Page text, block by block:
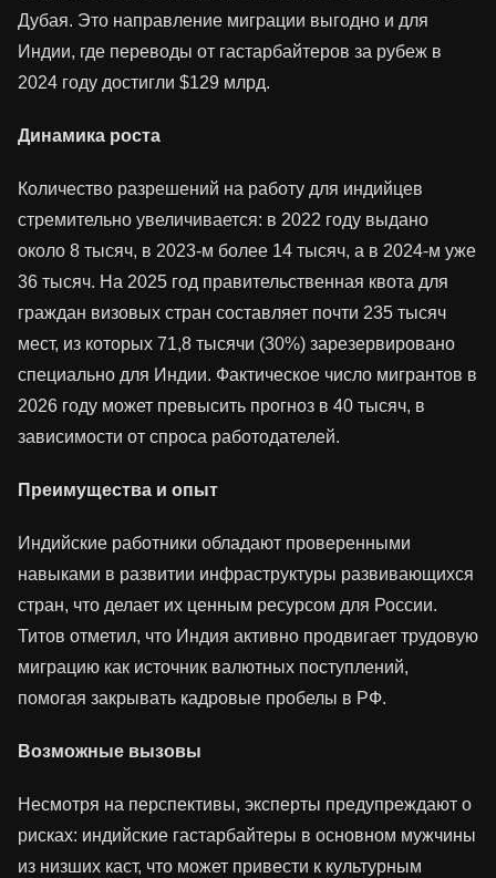
Дубая. Это направление миграции выгодно и для
Индии, где переводы от гастарбайтеров за рубеж в
2024 году достигли $129 млрд.​
Динамика роста
Количество разрешений на работу для индийцев
стремительно увеличивается: в 2022 году выдано
около 8 тысяч, в 2023-м более 14 тысяч, а в 2024-м уже
36 тысяч. На 2025 год правительственная квота для
граждан визовых стран составляет почти 235 тысяч
мест, из которых 71,8 тысячи (30%) зарезервировано
специально для Индии. Фактическое число мигрантов в
2026 году может превысить прогноз в 40 тысяч, в
зависимости от спроса работодателей.​
Преимущества и опыт
Индийские работники обладают проверенными
навыками в развитии инфраструктуры развивающихся
стран, что делает их ценным ресурсом для России.
Титов отметил, что Индия активно продвигает трудовую
миграцию как источник валютных поступлений,
помогая закрывать кадровые пробелы в РФ.​
Возможные вызовы
Несмотря на перспективы, эксперты предупреждают о
рисках: индийские гастарбайтеры в основном мужчины
из низших каст, что может привести к культурным